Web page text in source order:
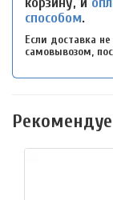
способом.
Если доставка
самовывозом,